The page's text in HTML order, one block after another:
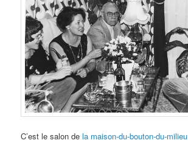
C’est le salon dela maison-du-bouton-du-milieu